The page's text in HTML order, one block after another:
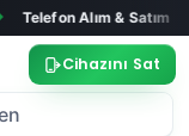
& Satım ◆ Tüm
Cihazını Sat